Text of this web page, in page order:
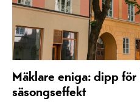
Mäklare eniga: dipp för
säsongseffekt